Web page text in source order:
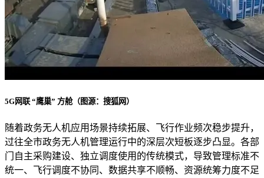
5G网联 “鹰巢” 方舱（图源：搜狐网）
随着政务无人机应用场景持续拓展、飞行作业频次稳步提升，
过往全市政务无人机管理运行中的深层次短板逐步凸显。各部
门自主采购建设、独立调度使用的传统模式，导致管理标准不
统一、飞行调度不协同、数据共享不顺畅、资源统筹力度不足